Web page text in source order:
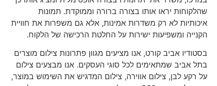
שהלקוחות יראו אותו בצורה ברורה וממוקדת. תמונות
איכותיות לא רק משדרות אמינות, אלא גם משפרות את חוויית
הקנייה ומשפיעות ישירות על החלטת הרכישה של הלקוח.
בסטודיו אביב קורט, אנו מציעים מגוון פתרונות צילום מוצרים
בתל אביב שמתאימים לכל סוגי העסקים. אנו מבצעים צילום
על רקע לבן, צילום אווירה, צילום המדגיש את השימוש במוצר,